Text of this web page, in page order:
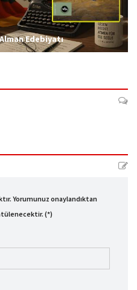
Edebiyatı
Yorumunuz onaylandıktan
(*)